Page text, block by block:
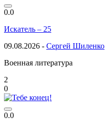
0.0
Искатель – 25
09.08.2026 - Сергей Шиленко
Военная литература
2
0
0.0